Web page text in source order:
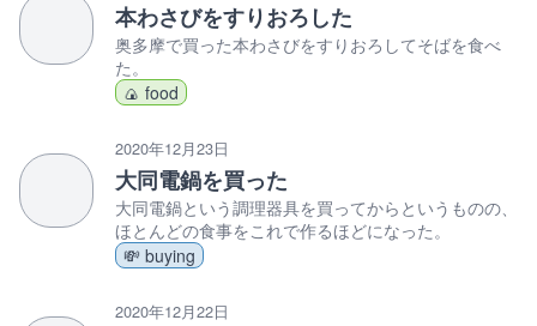
本わさびをすりおろした
奥多摩で買った本わさびをすりおろしてそばを食べ
た。
🍙 food
2020年12月23日
大同電鍋を買った
大同電鍋という調理器具を買ってからというものの、
ほとんどの食事をこれで作るほどになった。
💸 buying
2020年12月22日